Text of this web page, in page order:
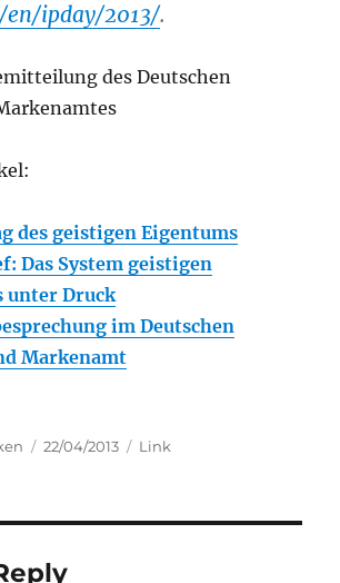
en/ipday/2013/.
des Deutschen
des geistigen Eigentums
Das System geistigen
unter Druck
im Deutschen
Markenamt
Posted
22/04/2013 Categories
Link